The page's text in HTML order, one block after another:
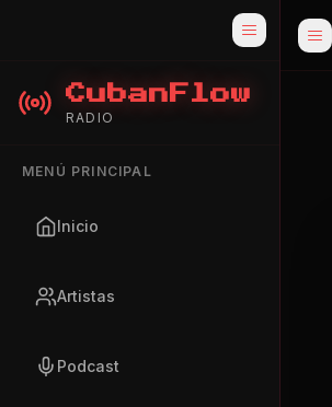
CubanFlow
RADIO
MENÚ PRINCIPAL
Inicio
Artistas
Podcast